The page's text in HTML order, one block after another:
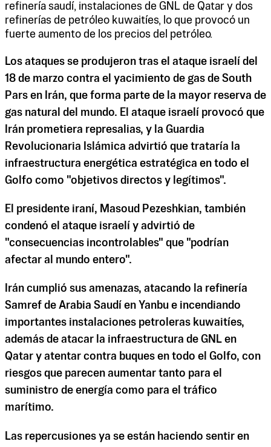
refinería saudí, instalaciones de GNL de Qatar y dos
refinerías de petróleo kuwaitíes, lo que provocó un
fuerte aumento de los precios del petróleo.
Los ataques se produjeron tras el ataque israelí del
18 de marzo contra el yacimiento de gas de South
Pars en Irán, que forma parte de la mayor reserva de
gas natural del mundo. El ataque israelí provocó que
Irán prometiera represalias, y la Guardia
Revolucionaria Islámica advirtió que trataría la
infraestructura energética estratégica en todo el
Golfo como "objetivos directos y legítimos".
El presidente iraní, Masoud Pezeshkian, también
condenó el ataque israelí y advirtió de
"consecuencias incontrolables" que "podrían
afectar al mundo entero".
Irán cumplió sus amenazas, atacando la refinería
Samref de Arabia Saudí en Yanbu e incendiando
importantes instalaciones petroleras kuwaitíes,
además de atacar la infraestructura de GNL en
Qatar y atentar contra buques en todo el Golfo, con
riesgos que parecen aumentar tanto para el
suministro de energía como para el tráfico
marítimo.
Las repercusiones ya se están haciendo sentir en